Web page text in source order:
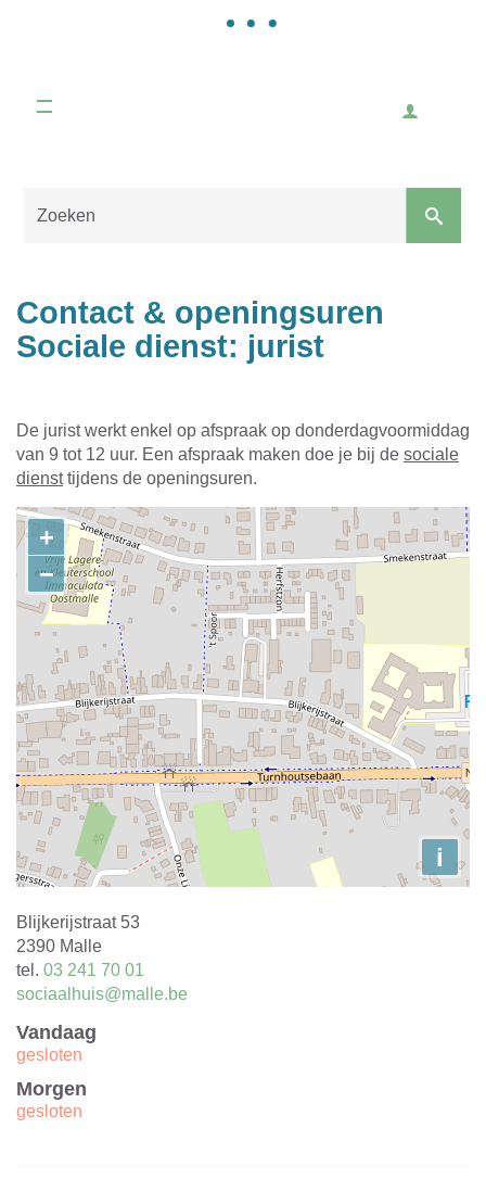
Contact & openingsuren
Sociale dienst: jurist
De jurist werkt enkel op afspraak op donderdagvoormiddag
van 9 tot 12 uur. Een afspraak maken doe je bij de sociale
diensttijdens de openingsuren.
Contact
+
−
i
Adres
Blijkerijstraat 53
,
2390 Malle
tel. 03 241 70 01
E-
sociaalhuis@malle.be
Vandaag
gesloten
Morgen
gesloten